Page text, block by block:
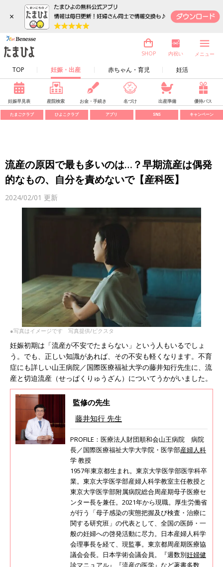
×
TOP 妊娠・出産 赤ちゃん・育児 妊活
SHOP 内祝い メニュー
妊娠早見表 産院検索 お金・手続き 名づけ 出産準備 優待パス
たまごクラブ ひよこクラブ アプリ SNS キャンペーン
流産の原因で最も多いのは…？早期流産は偶発
的なもの、自分を責めないで【産科医】
2024/02/01 更新
●写真はイメージです 写真提供/ピクスタ
妊娠初期は「流産が不安でたまらない」という人もいるでしょ
う。でも、正しい知識があれば、その不安も軽くなります。不育
症にも詳しい山王病院／国際医療福祉大学の藤井知行先生に、流
産と切迫流産（せっぱくりゅうざん）についてうかがいました。
監修の先生
藤井知行 先生
PROFILE：医療法人財団順和会山王病院 病院
長／国際医療福祉大学大学院・医学部産婦人科
学 教授
1957年東京都生まれ。東京大学医学部医学科卒
業。東京大学医学部産婦人科学教室主任教授と
東京大学医学部附属病院総合周産期母子医療セ
ンター長を兼任。2021年から現職。厚生労働省
が行う「母子感染の実態把握及び検査・治療に
関する研究班」の代表として、全国の医師・一
般の妊婦への啓発活動に尽力。日本産婦人科学
会理事長を経て、現監事。東京都周産期医療協
議会会長。日本学術会議会員。『週数別妊婦健
診マニュアル』『流産の医学』など著書多数